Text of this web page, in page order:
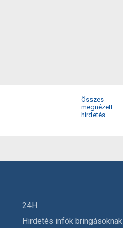
Összes
megnézett
hirdetés
24H
Hirdetés infók bringásoknak